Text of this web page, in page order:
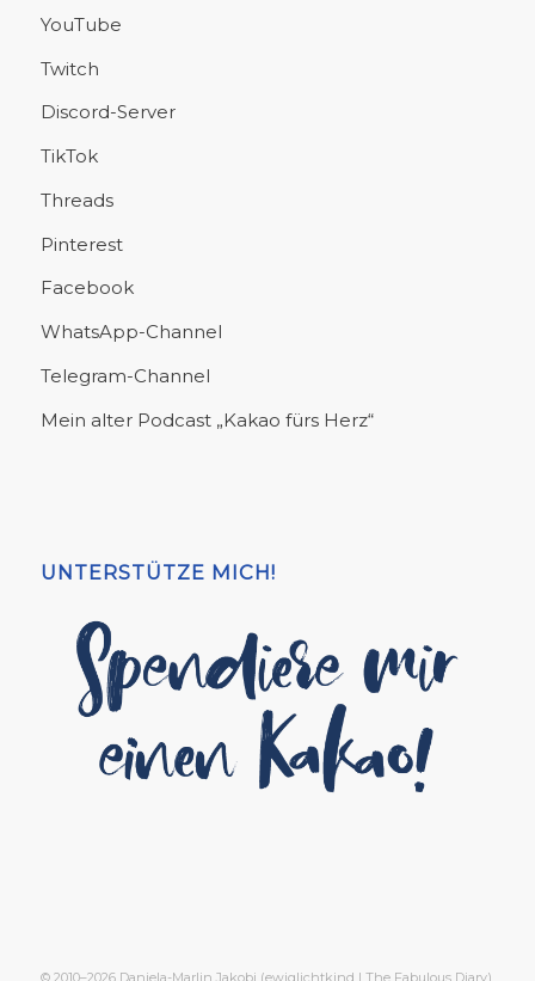
YouTube
Twitch
Discord-Server
TikTok
Threads
Pinterest
Facebook
WhatsApp-Channel
Telegram-Channel
Mein alter Podcast „Kakao fürs Herz“
UNTERSTÜTZE MICH!